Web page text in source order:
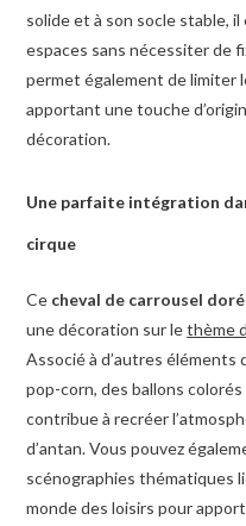
solide et à son socle stable,
espaces sans nécessiter de
permet également de
apportant une touche
décoration.
Une parfaite intégration
cirque
Ce cheval de carrousel doré
une décoration sur lethème
Associé à d’autres
pop-corn, des ballons
contribue à recréer
d’antan. Vous pouvez
scénographies thématiques
monde des loisirs pour